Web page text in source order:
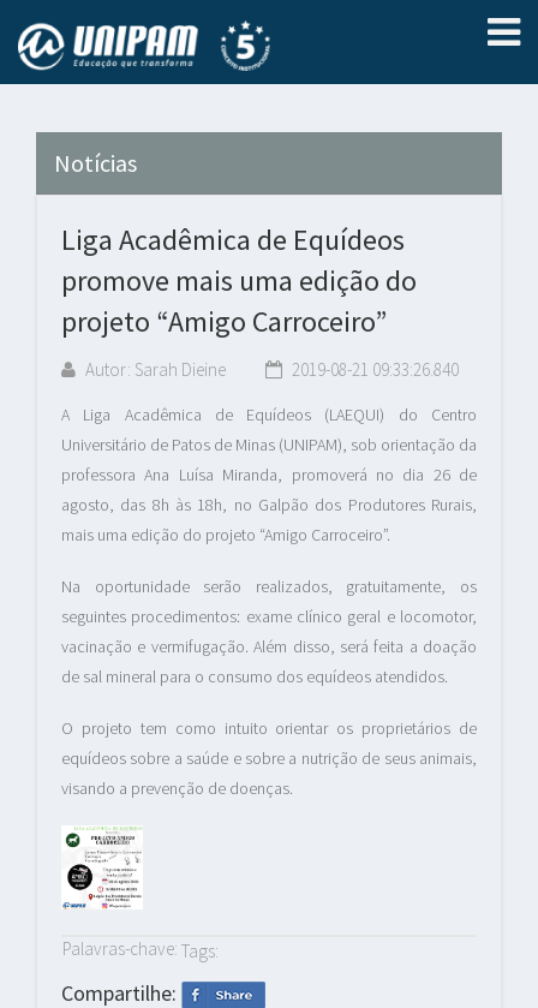
Notícias
Liga Acadêmica de Equídeos
promove mais uma edição do
projeto “Amigo Carroceiro”
Autor: Sarah Dieine 2019-08-21 09:33:26.840
A Liga Acadêmica de Equídeos (LAEQUI) do Centro
Universitário de Patos de Minas (UNIPAM), sob orientação da
professora Ana Luísa Miranda, promoverá no dia 26 de
agosto, das 8h às 18h, no Galpão dos Produtores Rurais,
mais uma edição do projeto “Amigo Carroceiro”.
Na oportunidade serão realizados, gratuitamente, os
seguintes procedimentos: exame clínico geral e locomotor,
vacinação e vermifugação. Além disso, será feita a doação
de sal mineral para o consumo dos equídeos atendidos.
O projeto tem como intuito orientar os proprietários de
equídeos sobre a saúde e sobre a nutrição de seus animais,
visando a prevenção de doenças.
Palavras-chave: Tags:
Compartilhe: